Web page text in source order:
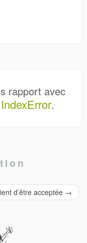
rapport avec
IndexError.
d’être acceptée →